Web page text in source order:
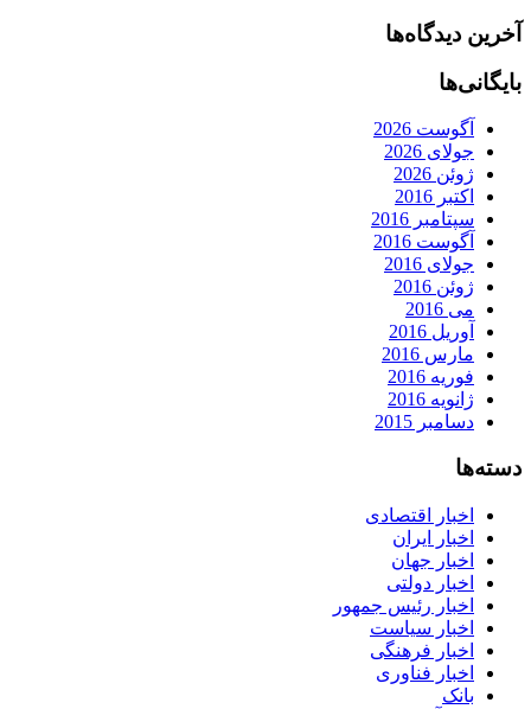
آخرین دیدگاه‌ها
بایگانی‌ها
آگوست 2026
جولای 2026
ژوئن 2026
اکتبر 2016
سپتامبر 2016
آگوست 2016
جولای 2016
ژوئن 2016
می 2016
آوریل 2016
مارس 2016
فوریه 2016
ژانویه 2016
دسامبر 2015
دسته‌ها
اخبار اقتصادی
اخبار ایران
اخبار جهان
اخبار دولتی
اخبار رئیس جمهور
اخبار سیاست
اخبار فرهنگی
اخبار فناوری
بانک